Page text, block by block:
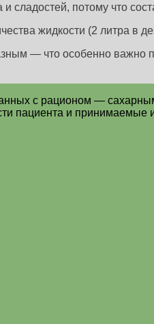
сладостей, потому что
жидкости (2 литра в
— что особенно
с рационом —
пациента и принимаемые